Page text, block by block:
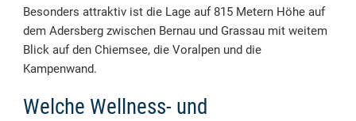
Besonders attraktiv ist die Lage auf 815 Metern Höhe auf
dem Adersberg zwischen Bernau und Grassau mit weitem
Blick auf den Chiemsee, die Voralpen und die
Kampenwand.
Welche Wellness- und